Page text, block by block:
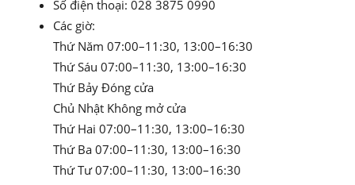
Số điện thoại: 028 3875 0990
Các giờ:
Thứ Năm 07:00–11:30, 13:00–16:30
Thứ Sáu 07:00–11:30, 13:00–16:30
Thứ Bảy Đóng cửa
Chủ Nhật Không mở cửa
Thứ Hai 07:00–11:30, 13:00–16:30
Thứ Ba 07:00–11:30, 13:00–16:30
Thứ Tư 07:00–11:30, 13:00–16:30